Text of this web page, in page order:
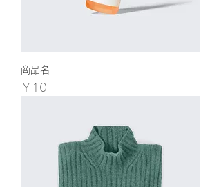
商品名
価格
￥10